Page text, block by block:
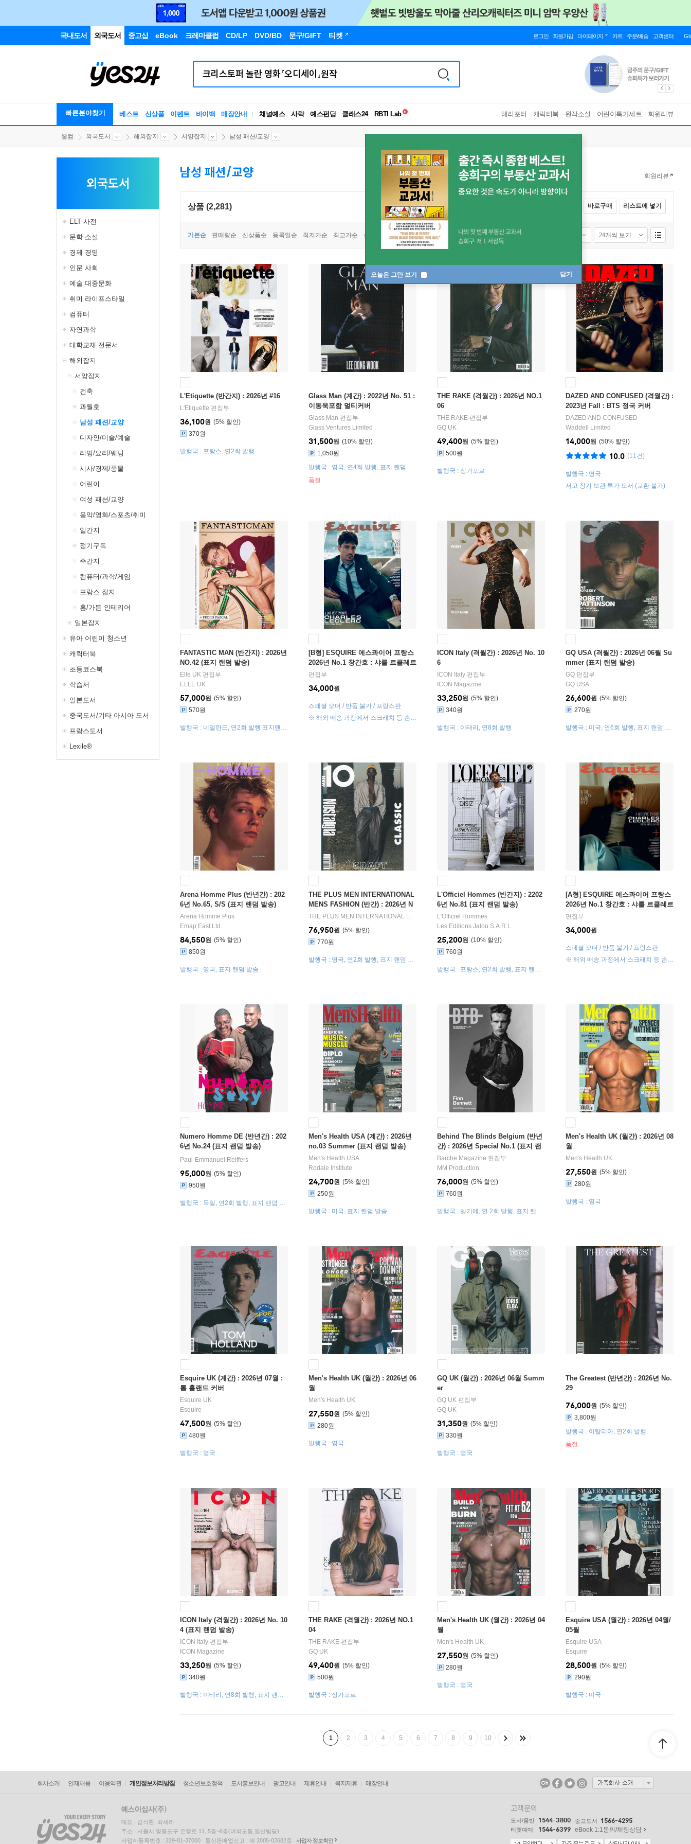
국내도서 외국도서 중고샵 eBook 크레마클럽 CD/LP DVD/BD 문구/GIFT 티켓 로그인 회원가입 마이페이지 카트 주문/배송 고객센터
빠른분야찾기 베스트 신상품 이벤트 바이백 매장안내 채널예스 사락 예스펀딩 클래스24
독서유형검사
해리포터 캐릭터북 원작소설 어린이특가세트 회원리뷰
오늘은 그만 보기 닫기
웰컴 외국도서 해외잡지 서양잡지 남성 패션/교양
외국도서
ELT 사전
문학 소설
경제 경영
인문 사회
예술 대중문화
취미 라이프스타일
컴퓨터
자연과학
대학교재 전문서
해외잡지
서양잡지
건축
과월호
남성 패션/교양
디자인/미술/예술
리빙/요리/웨딩
시사/경제/풍물
어린이
여성 패션/교양
음악/영화/스포츠/취미
일간지
정기구독
주간지
컴퓨터/과학/게임
프랑스 잡지
홈/가든 인테리어
일본잡지
유아 어린이 청소년
캐릭터북
초등코스북
학습서
일본도서
중국도서/기타 아시아 도서
프랑스도서
Lexile®
남성 패션/교양 회원리뷰
상품 (2,281) 바로구매 리스트에 넣기
기본순 판매량순 신상품순 등록일순 최저가순 최고가순 상품명순
L'Etiquette (반간지) : 2026년 #16
L′Etiquette 편집부
5%
36,100원
370원
발행국 : 프랑스, 연2회 발행
Glass Man (계간) : 2022년 No. 51 :
이동욱포함 멀티커버
Glass Man 편집부
Glass Ventures Limited
10%
31,500원
1,050원
품절
발행국 : 영국, 연4회 발행, 표지 랜덤 발
THE RAKE (격월간) : 2026년 NO.1
06
THE RAKE 편집부
GQ UK
5%
49,400원
500원
발행국 : 싱가포르
DAZED AND CONFUSED (격월간) :
2023년 Fall : BTS 정국 커버
DAZED AND CONFUSED
Waddell Limited
서고 장기 보관 특가 도서 (교환 불가)
50%
14,000원
(11건)
10.0
발행국 : 영국
FANTASTIC MAN (반간지) : 2026년
NO.42 (표지 랜덤 발송)
Elle UK 편집부
ELLE UK
5%
57,000원
570원
발행국 : 네덜란드, 연2회 발행 표지랜덤
[B형] ESQUIRE 에스콰이어 프랑스
2026년 No.1 창간호 : 샤를 르클레르
(Charles Leclerc) 커버
편집부
※ 해외 배송 과정에서 스크래치 등 손상
34,000원
스페셜 오더 / 반품 불가 / 프랑스판
ICON Italy (격월간) : 2026년 No. 10
6
ICON Italy 편집부
ICON Magazine
5%
33,250원
340원
발행국 : 이태리, 연8회 발행
GQ USA (격월간) : 2026년 06월 Su
mmer (표지 랜덤 발송)
GQ 편집부
GQ USA
5%
26,600원
270원
발행국 : 미국, 연6회 발행, 표지 랜덤 발
Arena Homme Plus (반년간) : 202
6년 No.65, S/S (표지 랜덤 발송)
Arena Homme Plus
Emap East Ltd.
5%
84,550원
850원
발행국 : 영국, 표지 랜덤 발송
THE PLUS MEN INTERNATIONAL
MENS FASHION (반간) : 2026년 N
o.63
THE PLUS MEN INTERNATIONAL MENS FASHION
5%
76,950원
770원
발행국 : 영국, 연2회 발행, 표지 랜덤 출
L'Officiel Hommes (반간지) : 2202
6년 No.81 (표지 랜덤 발송)
L′Officiel Hommes
Les Editions Jalou S.A.R.L.
10%
25,200원
760원
발행국 : 프랑스, 연2회 발행, 표지 랜덤
[A형] ESQUIRE 에스콰이어 프랑스
2026년 No.1 창간호 : 샤를 르클레르
(Charles Leclerc) 커버
편집부
※ 해외 배송 과정에서 스크래치 등 손상
34,000원
스페셜 오더 / 반품 불가 / 프랑스판
Numero Homme DE (반년간) : 202
6년 No.24 (표지 랜덤 발송)
Paul-Emmanuel Reiffers
5%
95,000원
950원
발행국 : 독일, 연2회 발행, 표지 랜덤 발
Men's Health USA (계간) : 2026년
no.03 Summer (표지 랜덤 발송)
Men′s Health USA
Rodale Institute
5%
24,700원
250원
발행국 : 미국, 표지 랜덤 발송
Behind The Blinds Belgium (반년
간) : 2026년 Special No.1 (표지 랜
덤 발송)
Barche Magazine 편집부
MM Production
5%
76,000원
760원
발행국 : 벨기에, 연 2회 발행, 표지 랜덤
Men's Health UK (월간) : 2026년 08
월
Men′s Health UK
5%
27,550원
280원
발행국 : 영국
Esquire UK (계간) : 2026년 07월 :
톰 홀랜드 커버
Esquire UK
Esquire
5%
47,500원
480원
발행국 : 영국
Men's Health UK (월간) : 2026년 06
월
Men′s Health UK
5%
27,550원
280원
발행국 : 영국
GQ UK (월간) : 2026년 06월 Summ
er
GQ UK 편집부
GQ UK
5%
31,350원
330원
발행국 : 영국
The Greatest (반년간) : 2026년 No.
29
5%
76,000원
3,800원
품절
발행국 : 이탈리아, 연2회 발행
ICON Italy (격월간) : 2026년 No. 10
4 (표지 랜덤 발송)
ICON Italy 편집부
ICON Magazine
5%
33,250원
340원
발행국 : 이태리, 연8회 발행, 표지 랜덤
THE RAKE (격월간) : 2026년 NO.1
04
THE RAKE 편집부
GQ UK
5%
49,400원
500원
발행국 : 싱가포르
Men's Health UK (월간) : 2026년 04
월
Men′s Health UK
5%
27,550원
280원
발행국 : 영국
Esquire USA (월간) : 2026년 04월/
05월
Esquire USA
Esquire
5%
28,500원
290원
발행국 : 미국
1 2 3 4 5 6 7 8 9 10
회사소개 인재채용 이용약관 개인정보처리방침 청소년보호정책 도서홍보안내 광고안내 제휴안내 복지제휴 매장안내
대표 : 김석환, 최세라
주소 : 서울시 영등포구 은행로 11, 5층~6층(여의도동,일신빌딩)
사업자등록번호 : 229-81-37000 통신판매업신고 : 제 2005-02682호
사업자 정보확인
고객문의
도서/음반 1544-3800 중고도서 1566-4295
티켓예매 1544-6399 eBook 1:1문의/채팅상담